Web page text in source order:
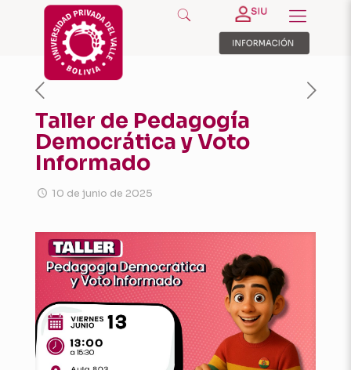
Taller de Pedagogía
Democrática y Voto
Informado
10 de junio de 2025